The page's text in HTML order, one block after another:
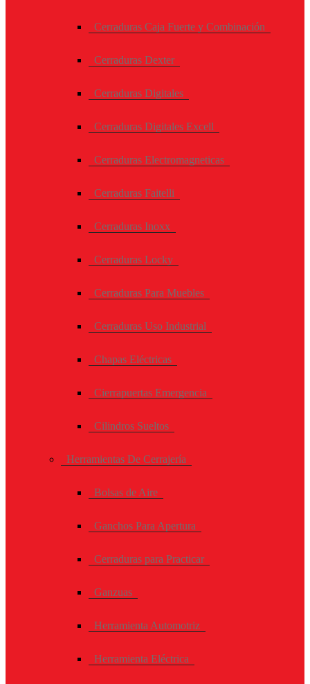
Cerraduras Caja Fuerte y Combinación
Cerraduras Dexter
Cerraduras Digitales
Cerraduras Digitales Excell
Cerraduras Electromagneticas
Cerraduras Faitelli
Cerraduras Inoxx
Cerraduras Locky
Cerraduras Para Muebles
Cerraduras Uso Industrial
Chapas Eléctricas
Cierrapuertas Emergencia
Cilindros Sueltos
Herramientas De Cerrajería
Bolsas de Aire
Ganchos Para Apertura
Cerraduras para Practicar
Ganzuas
Herramienta Automotriz
Herramienta Eléctrica